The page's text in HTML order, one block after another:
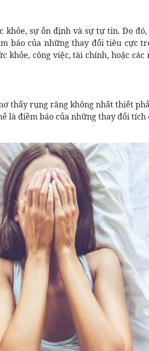
khỏe, sự ổn định và sự tự tin. Do
báo của những thay đổi tiêu cực
khỏe, công việc, tài chính, hoặc các
thấy rụng răng không nhất thiết
là điềm báo của những thay đổi tích